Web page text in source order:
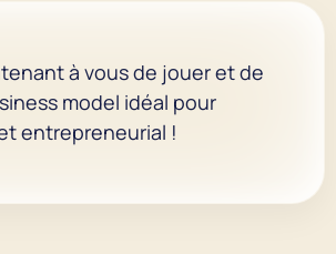
à vous de jouer et de
model idéal pour
entrepreneurial !